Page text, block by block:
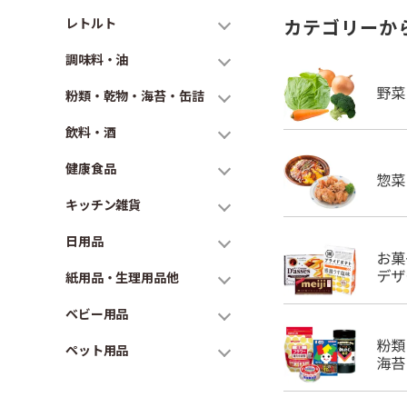
レトルト
調味料・油
粉類・乾物・海苔・缶詰
飲料・酒
健康食品
キッチン雑貨
日用品
紙用品・生理用品他
ベビー用品
ペット用品
カテゴリーか